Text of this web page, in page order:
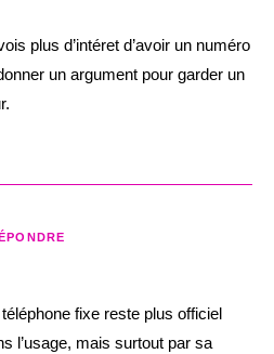
plus d’intéret d’avoir un numéro
un argument pour garder un
fixe reste plus officiel
l’usage, mais surtout par sa